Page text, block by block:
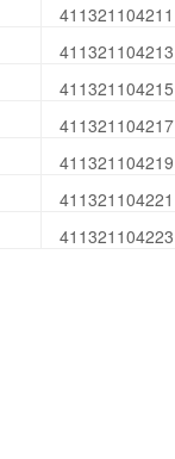
411321104211
411321104213
411321104215
411321104217
411321104219
411321104221
411321104223